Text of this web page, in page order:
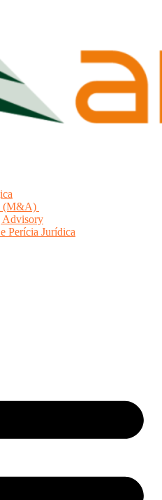
(M&A)
Advisory
Perícia Jurídica